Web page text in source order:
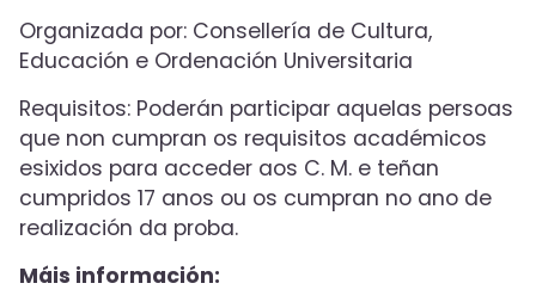
Organizada por: Consellería de Cultura,
Educación e Ordenación Universitaria
Requisitos: Poderán participar aquelas persoas
que non cumpran os requisitos académicos
esixidos para acceder aos C. M. e teñan
cumpridos 17 anos ou os cumpran no ano de
realización da proba.
Máis información: